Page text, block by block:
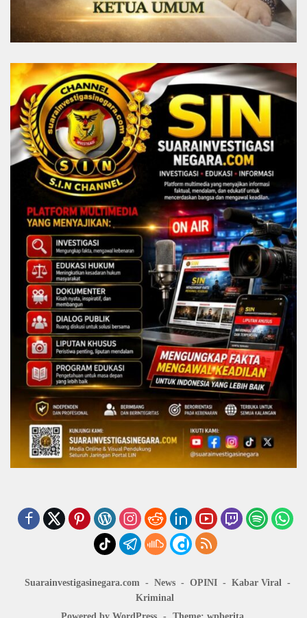
Suarainvestigasinegara.com News OPINI
Kabar Viral
Kriminal